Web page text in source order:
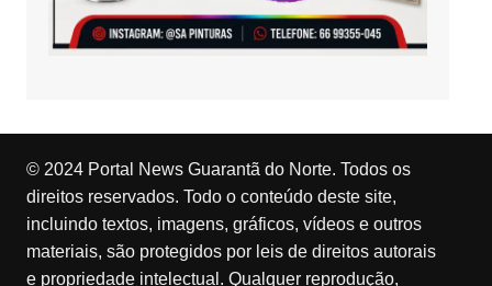
© 2024 Portal News Guarantã do Norte. Todos os
direitos reservados. Todo o conteúdo deste site,
incluindo textos, imagens, gráficos, vídeos e outros
materiais, são protegidos por leis de direitos autorais
e propriedade intelectual. Qualquer reprodução,